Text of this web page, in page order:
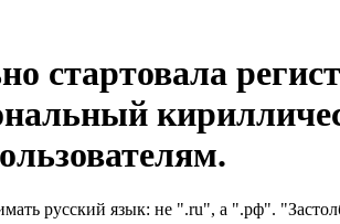
стартовала
русский язык: не ".ru", а ".рф".